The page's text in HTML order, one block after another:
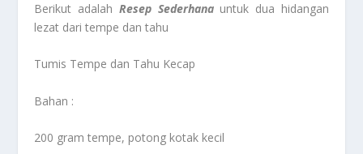
Berikut adalah Resep Sederhanauntuk dua hidangan
lezat dari tempe dan tahu
Tumis Tempe dan Tahu Kecap
Bahan :
200 gram tempe, potong kotak kecil